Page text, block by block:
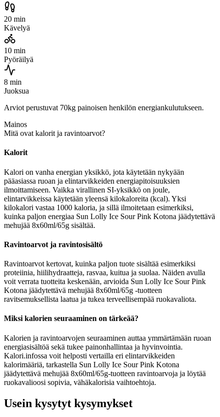
20 min
Kävelyä
10 min
Pyöräilyä
8 min
Juoksua
Arviot perustuvat 70kg painoisen henkilön energiankulutukseen.
Mainos
Mitä ovat kalorit ja ravintoarvot?
Kalorit
Kalori on vanha energian yksikkö, jota käytetään nykyään
pääasiassa ruoan ja elintarvikkeiden energiapitoisuuksien
ilmoittamiseen. Vaikka virallinen SI-yksikkö on joule,
elintarvikkeissa käytetään yleensä kilokaloreita (kcal). Yksi
kilokalori vastaa 1000 kaloria, ja sillä ilmoitetaan esimerkiksi,
kuinka paljon energiaa Sun Lolly Ice Sour Pink Kotona jäädytettävä
mehujää 8x60ml/65g sisältää.
Ravintoarvot ja ravintosisältö
Ravintoarvot kertovat, kuinka paljon tuote sisältää esimerkiksi
proteiinia, hiilihydraatteja, rasvaa, kuitua ja suolaa. Näiden avulla
voit verrata tuotteita keskenään, arvioida Sun Lolly Ice Sour Pink
Kotona jäädytettävä mehujää 8x60ml/65g -tuotteen
ravitsemuksellista laatua ja tukea terveellisempää ruokavaliota.
Miksi kalorien seuraaminen on tärkeää?
Kalorien ja ravintoarvojen seuraaminen auttaa ymmärtämään ruoan
energiasisältöä sekä tukee painonhallintaa ja hyvinvointia.
Kalori.infossa voit helposti vertailla eri elintarvikkeiden
kalorimääriä, tarkastella Sun Lolly Ice Sour Pink Kotona
jäädytettävä mehujää 8x60ml/65g-tuotteen ravintoarvoja ja löytää
ruokavalioosi sopivia, vähäkalorisia vaihtoehtoja.
Usein kysytyt kysymykset